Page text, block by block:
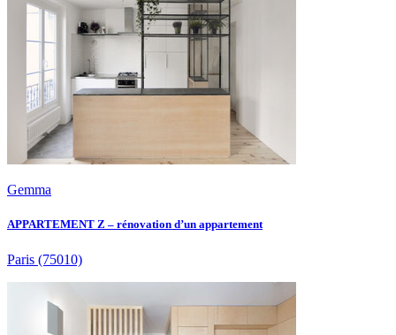
Gemma
APPARTEMENT Z – rénovation d’un appartement
Paris (75010)